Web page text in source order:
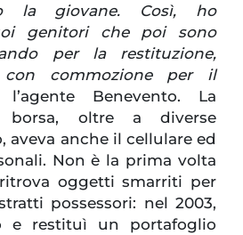
la giovane. Così, ho
genitori che poi sono
per la restituzione,
con commozione per il
Benevento. La
borsa, oltre a diverse
aveva anche il cellulare ed
Non è la prima volta
oggetti smarriti per
possessori: nel 2003,
e restituì un portafoglio